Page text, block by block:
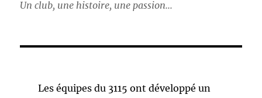
Un club, une histoire, une passion...
Les équipes du 3115 ont développé un